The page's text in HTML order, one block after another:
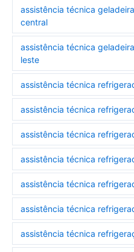
assistência técnica
central
assistência técnica
leste
assistência técnica
assistência técnica
assistência técnica
assistência técnica
assistência técnica
assistência técnica
assistência técnica